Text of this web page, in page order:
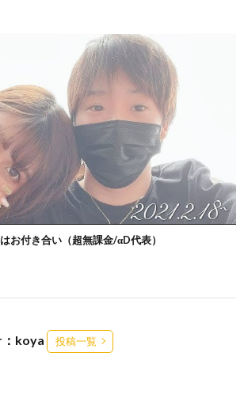
お付き合い（超無課金/αD代表）
koya 投稿一覧